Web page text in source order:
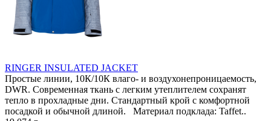
RINGER INSULATED JACKET
Простые линии, 10К/10К влаго- и воздухонепроницаемость,
DWR. Современная ткань с легким утеплителем сохранят
тепло в прохладные дни. Стандартный крой с комфортной
посадкой и обычной длиной. Материал подклада: Taffet..